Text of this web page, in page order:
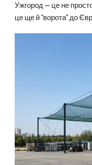
Ужгород — це не
це ще й “ворота” до